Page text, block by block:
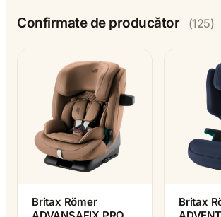
Confirmate de producător (125)
Britax Römer
Britax